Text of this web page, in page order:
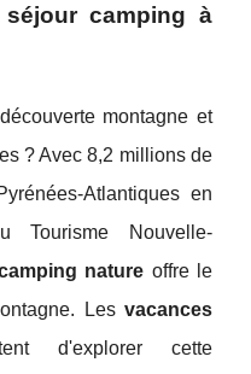
camping à
montagne et
? Avec 8,2 millions de
Atlantiques en
Tourisme Nouvelle-
nature offre le
Les vacances
d'explorer cette